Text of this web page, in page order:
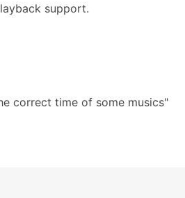
support.
correct time of some musics"